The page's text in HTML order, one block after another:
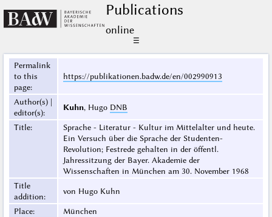
Publications
online
☰
Permalink
to this
page:
https://publikationen.badw.de/en/002990913
Author(s) |
editor(s):
Kuhn, Hugo DNB
Title:
Sprache - Literatur - Kultur im Mittelalter und heute.
Ein Versuch über die Sprache der Studenten-
Revolution; Festrede gehalten in der öffentl.
Jahressitzung der Bayer. Akademie der
Wissenschaften in München am 30. November 1968
Title
addition:
von Hugo Kuhn
Place:
München